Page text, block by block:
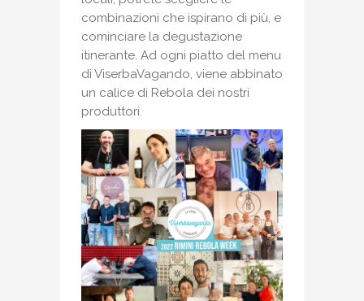
combinazioni che ispirano di più, e
cominciare la degustazione
itinerante. Ad ogni piatto del menu
di ViserbaVagando, viene abbinato
un calice di Rebola dei nostri
produttori.